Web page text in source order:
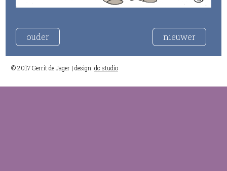
ouder nieuwer
© 2017 Gerrit de Jager | design: dc studio